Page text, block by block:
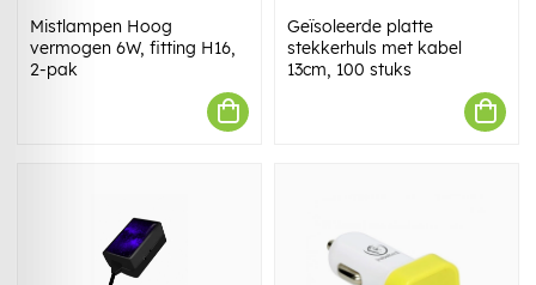
Mistlampen Hoog
vermogen 6W, fitting H16,
2-pak
Geïsoleerde platte
stekkerhuls met kabel
13cm, 100 stuks